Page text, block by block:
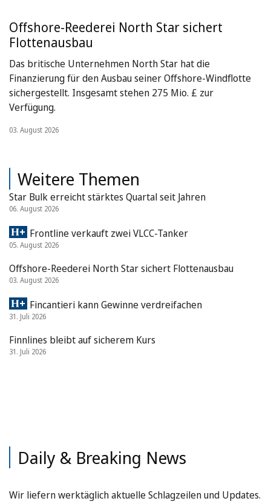
Offshore-Reederei North Star sichert
Flottenausbau
Das britische Unternehmen North Star hat die
Finanzierung für den Ausbau seiner Offshore-Windflotte
sichergestellt. Insgesamt stehen 275 Mio. £ zur
Verfügung.
03. August 2026
Weitere Themen
Star Bulk erreicht stärktes Quartal seit Jahren
06. August 2026
Frontline verkauft zwei VLCC-Tanker
05. August 2026
Offshore-Reederei North Star sichert Flottenausbau
03. August 2026
Fincantieri kann Gewinne verdreifachen
31. Juli 2026
Finnlines bleibt auf sicherem Kurs
31. Juli 2026
Daily & Breaking News
Wir liefern werktäglich aktuelle Schlagzeilen und Updates.